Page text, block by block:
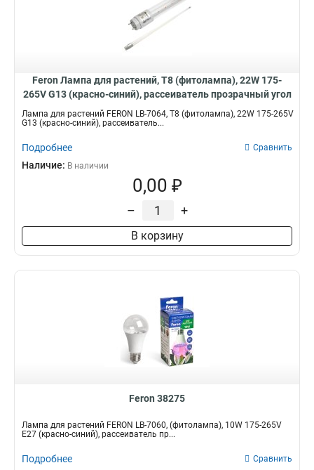
Feron Лампа для растений, Т8 (фитолампа), 22W 175-
265V G13 (красно-синий), рассеиватель прозрачный угол
рассеивания 220°, корпус стекло, 1200*26мм, 51663
Лампа для растений FERON LB-7064, Т8 (фитолампа), 22W 175-265V
G13 (красно-синий), рассеиватель...
Подробнее Сравнить
Наличие: В наличии
0,00 ₽
– +
В корзину
Feron 38275
Лампа для растений FERON LB-7060, (фитолампа), 10W 175-265V
E27 (красно-синий), рассеиватель пр...
Подробнее Сравнить